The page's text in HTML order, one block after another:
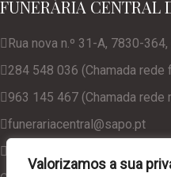
Valorizamos a sua
FUNERÁRIA CENTRAL
Rua nova n.º 31-A, 7830-364,
284 548 036 (Chamada rede
963 145 467 (Chamada rede
funerariacentral@sapo.pt